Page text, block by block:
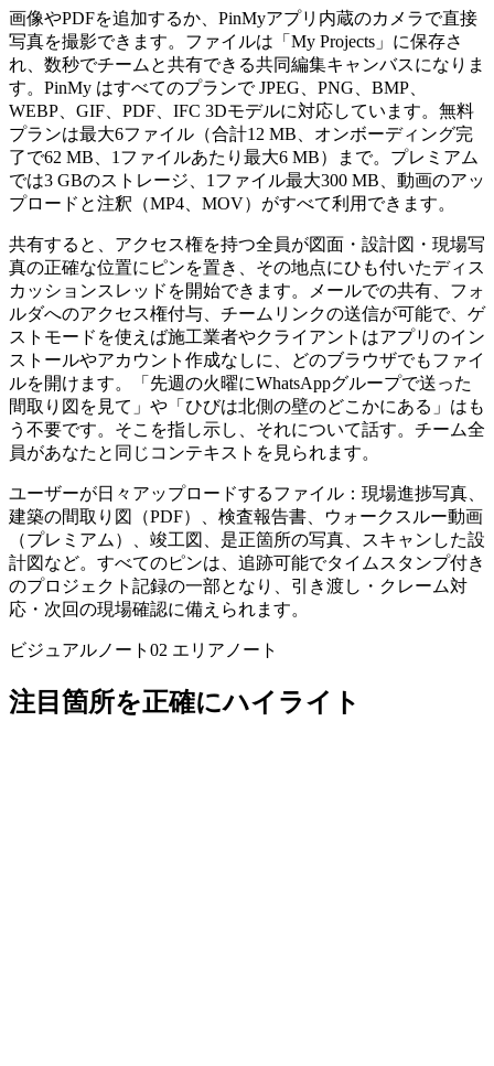
画像やPDFを追加するか、PinMyアプリ内蔵のカメラで直接
写真を撮影できます。ファイルは「My Projects」に保存さ
れ、数秒でチームと共有できる共同編集キャンバスになりま
す。PinMy はすべてのプランで JPEG、PNG、BMP、
WEBP、GIF、PDF、IFC 3Dモデルに対応しています。無料
プランは最大6ファイル（合計12 MB、オンボーディング完
了で62 MB、1ファイルあたり最大6 MB）まで。プレミアム
では3 GBのストレージ、1ファイル最大300 MB、動画のアッ
プロードと注釈（MP4、MOV）がすべて利用できます。
共有すると、アクセス権を持つ全員が図面・設計図・現場写
真の正確な位置にピンを置き、その地点にひも付いたディス
カッションスレッドを開始できます。メールでの共有、フォ
ルダへのアクセス権付与、チームリンクの送信が可能で、ゲ
ストモードを使えば施工業者やクライアントはアプリのイン
ストールやアカウント作成なしに、どのブラウザでもファイ
ルを開けます。「先週の火曜にWhatsAppグループで送った
間取り図を見て」や「ひびは北側の壁のどこかにある」はも
う不要です。そこを指し示し、それについて話す。チーム全
員があなたと同じコンテキストを見られます。
ユーザーが日々アップロードするファイル：現場進捗写真、
建築の間取り図（PDF）、検査報告書、ウォークスルー動画
（プレミアム）、竣工図、是正箇所の写真、スキャンした設
計図など。すべてのピンは、追跡可能でタイムスタンプ付き
のプロジェクト記録の一部となり、引き渡し・クレーム対
応・次回の現場確認に備えられます。
ビジュアルノート02 エリアノート
注目箇所を正確にハイライト